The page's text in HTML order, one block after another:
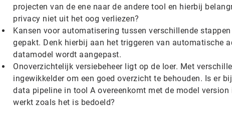
projecten van de ene naar de andere tool en hierbij
privacy niet uit het oog verliezen?
Kansen voor automatisering tussen verschillende
gepakt. Denk hierbij aan het triggeren van automatische
datamodel wordt aangepast.
Onoverzichtelijk versiebeheer ligt op de loer. Met
ingewikkelder om een goed overzicht te behouden. Is er
data pipeline in tool A overeenkomt met de model
werkt zoals het is bedoeld?